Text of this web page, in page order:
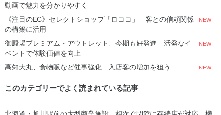
動画で魅力を分かりやすく
《注目のEC》セレクトショップ「ロココ」 客との信頼関係
の構築に活用
NEW!
御殿場プレミアム・アウトレット、今期も好発進 活発なイ
ベントで体験価値を向上
NEW!
高知大丸、食物販など催事強化 入店客の増加を狙う NEW!
このカテゴリーでよく読まれている記事
北海道・旭川駅前の大型商業施設、相次ぐ閉館に存続店が対応 機